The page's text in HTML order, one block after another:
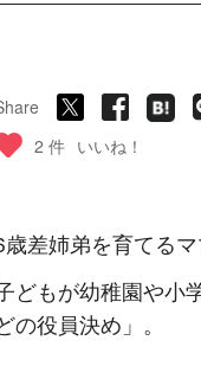
2 件 いいね！
歳差姉弟を育てるマ
どもが幼稚園や小
の役員決め」。